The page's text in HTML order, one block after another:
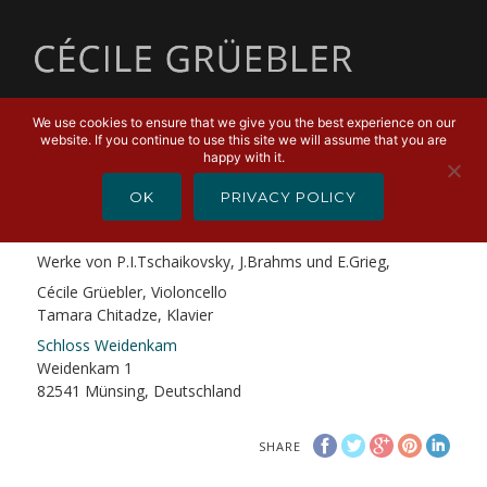
Ein Abend bei den Brodskys
Werke von P.I.Tschaikovsky, J.Brahms und E.Grieg,
Cécile Grüebler, Violoncello
Tamara Chitadze, Klavier
Schloss Weidenkam
Weidenkam 1
82541 Münsing, Deutschland
SHARE
We use cookies to ensure that we give you the best experience on our
website. If you continue to use this site we will assume that you are
happy with it.
OK PRIVACY POLICY